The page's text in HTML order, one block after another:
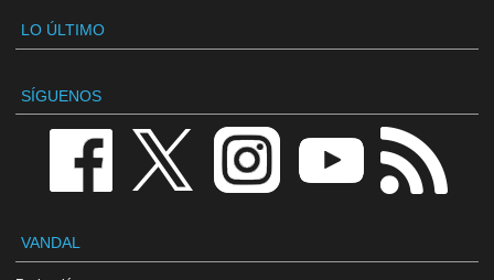
LO ÚLTIMO
SÍGUENOS
VANDAL